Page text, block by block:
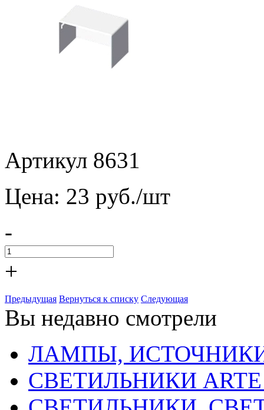
Артикул 8631
Цена: 23 pуб./шт
-
+
Предыдущая Вернуться к списку Следующая
Вы недавно смотрели
ЛАМПЫ,
СВЕТИЛЬНИКИ ARTE